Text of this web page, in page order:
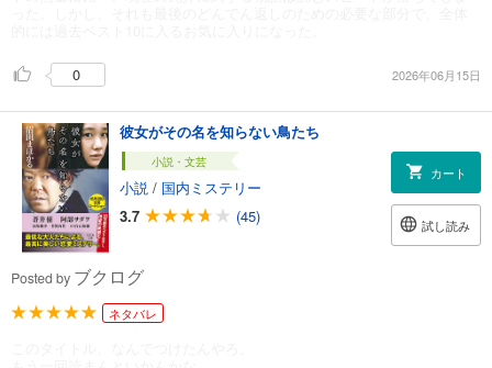
0 2026年06月15日
彼女がその名を知らない鳥たち
小説・文芸
小説 / 国内ミステリー
3.7
(45)
カート
試し読み
Posted by ブクログ
ネタバレ